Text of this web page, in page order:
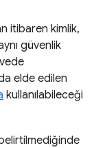
itibaren kimlik,
güvenlik
elde edilen
kullanılabileceği